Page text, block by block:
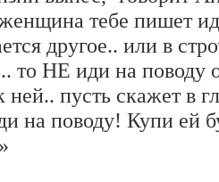
тебе пишет
другое.. или в
то НЕ иди на поводу
пусть скажет в
на поводу! Купи ей